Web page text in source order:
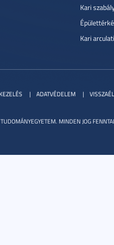
Kari
Kari
MINDEN JOG
ADATVÉDELEM